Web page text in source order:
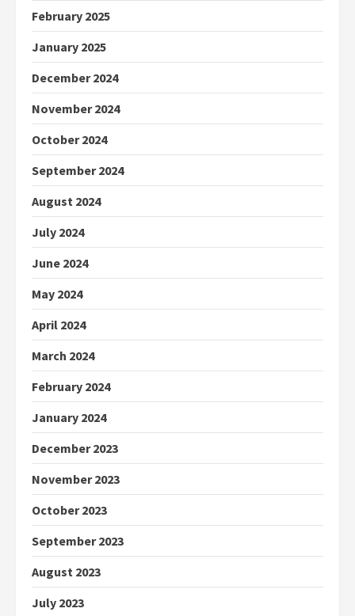
February 2025
January 2025
December 2024
November 2024
October 2024
September 2024
August 2024
July 2024
June 2024
May 2024
April 2024
March 2024
February 2024
January 2024
December 2023
November 2023
October 2023
September 2023
August 2023
July 2023